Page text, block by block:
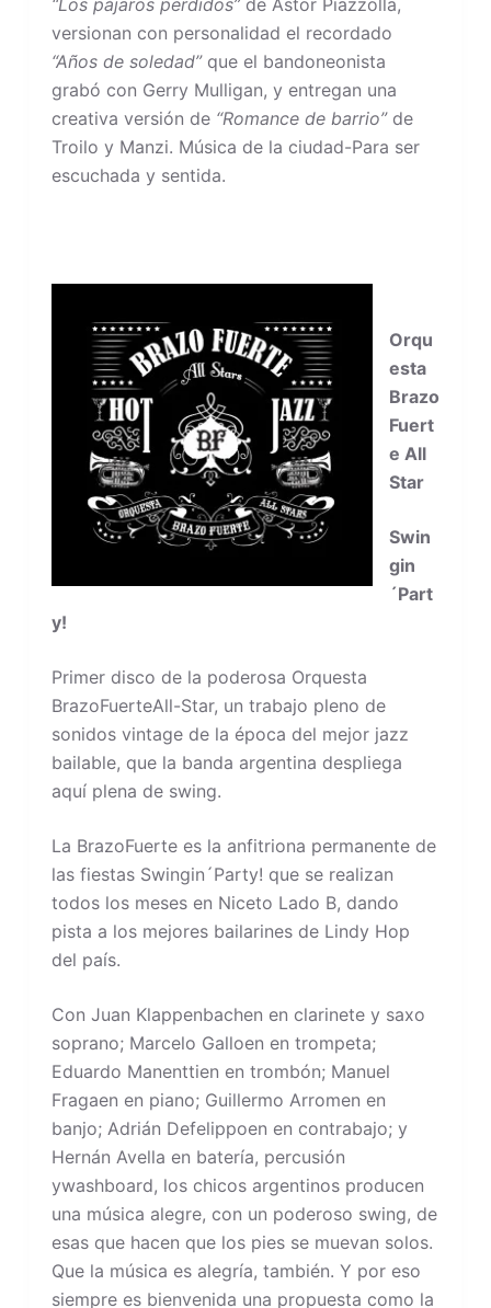
versionan con personalidad el recordado
“Años de soledad” que el bandoneonista
grabó con Gerry Mulligan, y entregan una
creativa versión de “Romance de barrio” de
Troilo y Manzi. Música de la ciudad-Para ser
escuchada y sentida.
Orqu
esta
Brazo
Fuert
e All
Star
Swin
gin
´Part
y!
Primer disco de la poderosa Orquesta
BrazoFuerteAll-Star, un trabajo pleno de
sonidos vintage de la época del mejor jazz
bailable, que la banda argentina despliega
aquí plena de swing.
La BrazoFuerte es la anfitriona permanente de
las fiestas Swingin´Party! que se realizan
todos los meses en Niceto Lado B, dando
pista a los mejores bailarines de Lindy Hop
del país.
Con Juan Klappenbachen en clarinete y saxo
soprano; Marcelo Galloen en trompeta;
Eduardo Manenttien en trombón; Manuel
Fragaen en piano; Guillermo Arromen en
banjo; Adrián Defelippoen en contrabajo; y
Hernán Avella en batería, percusión
ywashboard, los chicos argentinos producen
una música alegre, con un poderoso swing, de
esas que hacen que los pies se muevan solos.
Que la música es alegría, también. Y por eso
siempre es bienvenida una propuesta como la